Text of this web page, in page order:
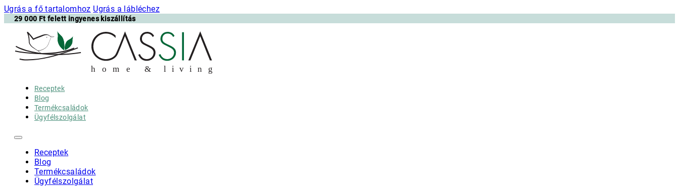
Ugrás a fő tartalomhoz Ugrás a lábléchez
29 000 Ft felett ingyenes kiszállítás
h o m e & l i v i n g
Receptek
Blog
Termékcsaládok
Ügyfélszolgálat
Receptek
Blog
Termékcsaládok
Ügyfélszolgálat